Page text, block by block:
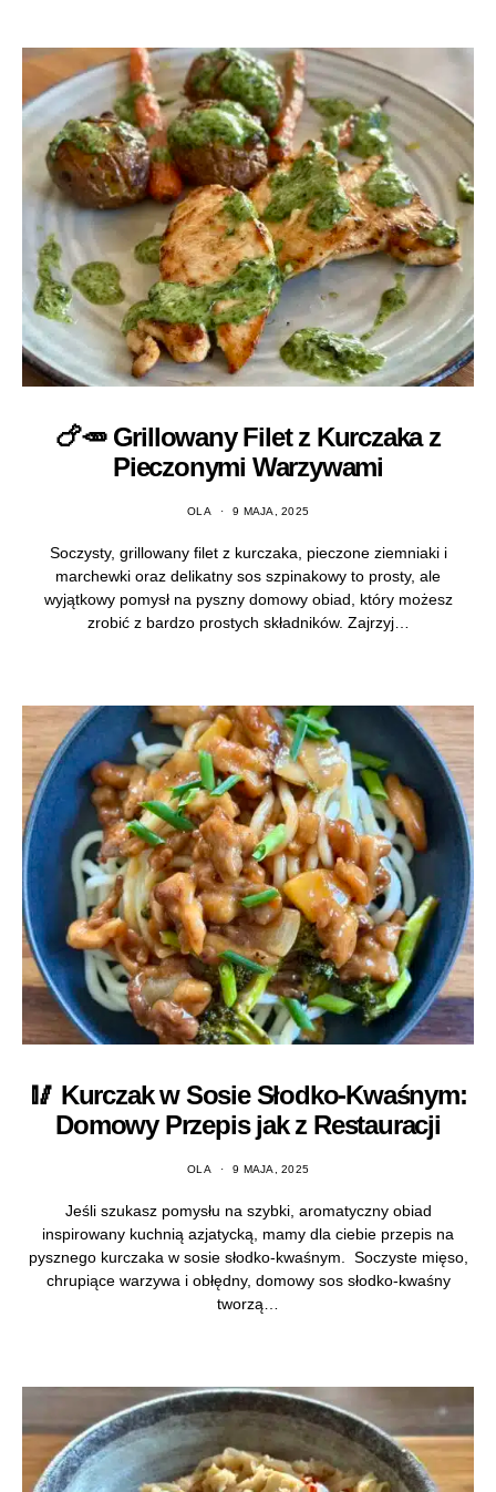
🍗🥕 Grillowany Filet z Kurczaka z
Pieczonymi Warzywami
OLA 9 MAJA, 2025
Soczysty, grillowany filet z kurczaka, pieczone ziemniaki i
marchewki oraz delikatny sos szpinakowy to prosty, ale
wyjątkowy pomysł na pyszny domowy obiad, który możesz
zrobić z bardzo prostych składników. Zajrzyj…
🥢 Kurczak w Sosie Słodko-Kwaśnym:
Domowy Przepis jak z Restauracji
OLA 9 MAJA, 2025
Jeśli szukasz pomysłu na szybki, aromatyczny obiad
inspirowany kuchnią azjatycką, mamy dla ciebie przepis na
pysznego kurczaka w sosie słodko-kwaśnym. Soczyste mięso,
chrupiące warzywa i obłędny, domowy sos słodko-kwaśny
tworzą…